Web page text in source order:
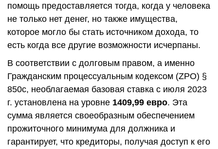
помощь предоставляется тогда, когда у человека
не только нет денег, но также имущества,
которое могло бы стать источником дохода, то
есть когда все другие возможности исчерпаны.
В соответствии с долговым правом, а именно
Гражданским процессуальным кодексом (ZPO) §
850c, необлагаемая базовая ставка с июля 2023
г. установлена на уровне 1409,99 евро. Эта
сумма является своеобразным обеспечением
прожиточного минимума для должника и
гарантирует, что кредиторы, получая доступ к его